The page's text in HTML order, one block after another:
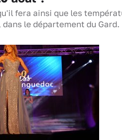
fera ainsi que les
le département du Gard.